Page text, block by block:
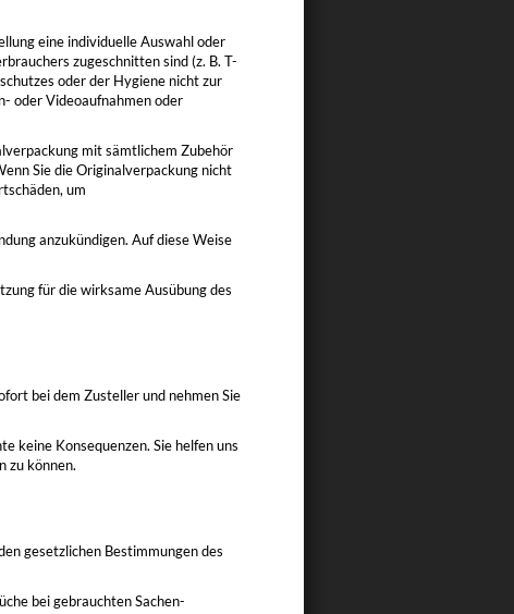
eine individuelle Auswahl oder
zugeschnitten sind (z. B. T-
oder der Hygiene nicht zur
oder Videoaufnahmen oder
mit sämtlichem Zubehör
Sie die Originalverpackung nicht
um
anzukündigen. Auf diese Weise
für die wirksame Ausübung des
bei dem Zusteller und nehmen Sie
keine Konsequenzen. Sie helfen uns
zu können.
gesetzlichen Bestimmungen des
bei gebrauchten Sachen-